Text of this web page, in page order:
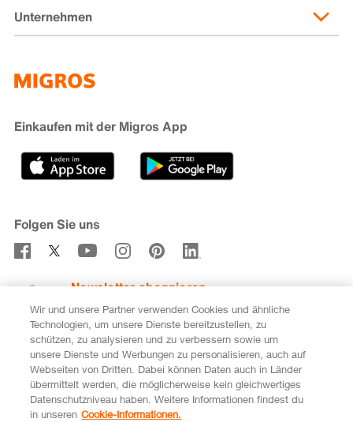
Lieferpass
Zahlungsmöglichkeiten
Cumulus
Filialfinder
Migusto
iMpuls
Migros Bank
Unternehmen
Nachhaltigkeit
Karriere
Sponsoring
Medien
Verhaltenskodex & Meldestelle
Einkaufen mit der Migros App
Folgen Sie uns
Newsletter abonnieren
Rechtliches Datenschutz
Impressum
Cookie-Einstellungen
FR
Wir und unsere Partner verwenden Cookies und ähnliche
Technologien, um unsere Dienste bereitzustellen, zu
schützen, zu analysieren und zu verbessern sowie um
unsere Dienste und Werbungen zu personalisieren, auch auf
Webseiten von Dritten. Dabei können Daten auch in Länder
übermittelt werden, die möglicherweise kein gleichwertiges
Datenschutzniveau haben. Weitere Informationen findest du
in unseren Cookie-Informationen.